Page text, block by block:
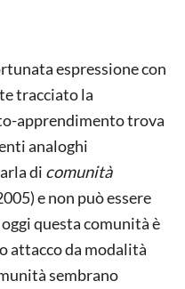
espressione con
tracciato la
apprendimento trova
analoghi
di comunità
e non può essere
questa comunità è
attacco da modalità
sembrano